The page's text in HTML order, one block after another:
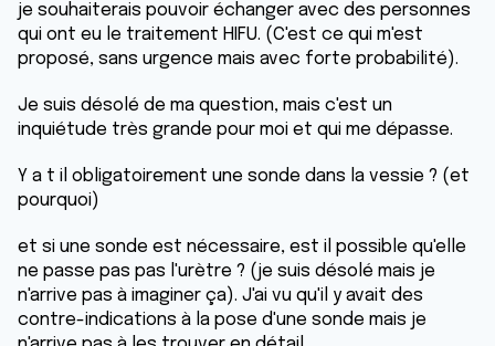
je souhaiterais pouvoir échanger avec des personnes
qui ont eu le traitement HIFU. (C'est ce qui m'est
proposé, sans urgence mais avec forte probabilité).
Je suis désolé de ma question, mais c'est un
inquiétude très grande pour moi et qui me dépasse.
Y a t il obligatoirement une sonde dans la vessie ? (et
pourquoi)
et si une sonde est nécessaire, est il possible qu'elle
ne passe pas pas l'urètre ? (je suis désolé mais je
n'arrive pas à imaginer ça). J'ai vu qu'il y avait des
contre-indications à la pose d'une sonde mais je